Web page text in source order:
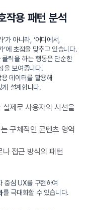
작용 패턴 분석
가 아니라, ‘어디에서,
에 초점을 맞추고 있습니다.
릭을 하는 행동은 단순한
을 보여줍니다.
데이터를 활용해
게 설계합니다.
제로 사용자의 시선을
구체적인 콘텐츠 영역
접근 방식의 패턴
중심 UX를 구현하여
를 극대화할 수 있습니다.